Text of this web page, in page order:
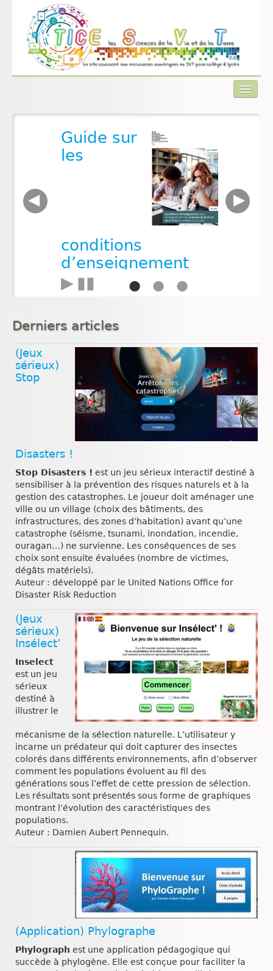
Actualités
Plan du site
Contact
Guide sur
les
conditions
d’enseignement
pour
SVT au collège et
au lycée
Ce guide, accompagné de ses
annexes, vise à accompagner
les équipes pédagogiques pour
l’enseignement des sciences de
la vie et de la Terre. Il (…)
▶ ▮▮ ● ● ●
◀ ▶
Derniers articles
(Jeux
sérieux)
Stop
Disasters !
Stop Disasters ! est un jeu sérieux interactif destiné à
sensibiliser à la prévention des risques naturels et à la
gestion des catastrophes. Le joueur doit aménager une
ville ou un village (choix des bâtiments, des
infrastructures, des zones d’habitation) avant qu’une
catastrophe (séisme, tsunami, inondation, incendie,
ouragan…) ne survienne. Les conséquences de ses
choix sont ensuite évaluées (nombre de victimes,
dégâts matériels).
Auteur : développé par le United Nations Office for
Disaster Risk Reduction
(Jeux
sérieux)
Insélect’
Inselect
est un jeu
sérieux
destiné à
illustrer le
mécanisme de la sélection naturelle. L’utilisateur y
incarne un prédateur qui doit capturer des insectes
colorés dans différents environnements, afin d’observer
comment les populations évoluent au fil des
générations sous l’effet de cette pression de sélection.
Les résultats sont présentés sous forme de graphiques
montrant l’évolution des caractéristiques des
populations.
Auteur : Damien Aubert Pennequin.
(Application) Phylographe
Phylograph est une application pédagogique qui
succède à phylogène. Elle est conçue pour faciliter la